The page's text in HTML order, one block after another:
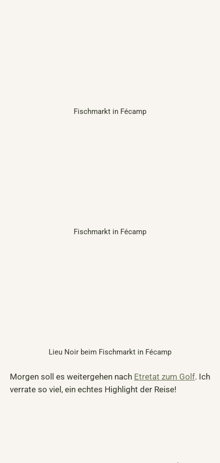
Fischmarkt in Fécamp
Fischmarkt in Fécamp
Lieu Noir beim Fischmarkt in Fécamp
Morgen soll es weitergehen nach Etretat zum Golf. Ich
verrate so viel, ein echtes Highlight der Reise!